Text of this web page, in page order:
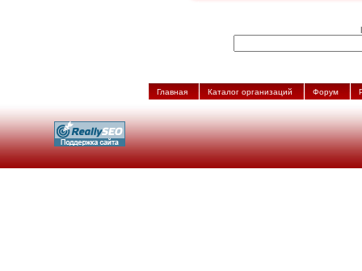
Главная Каталог организаций Форум